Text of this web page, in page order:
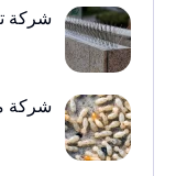
شركة
شركة